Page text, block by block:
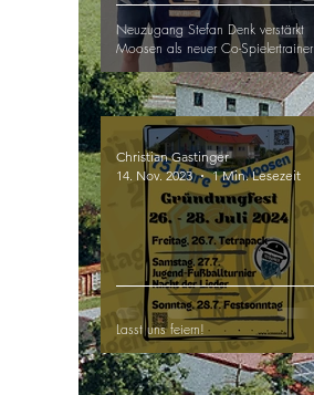
Neuzugang Stefan Denk verstärkt
Moosen als neuer Co-Spielertrainer
Lasst uns feiern!
Christian Gastinger
14. Nov. 2023
1 Min. Lesezeit